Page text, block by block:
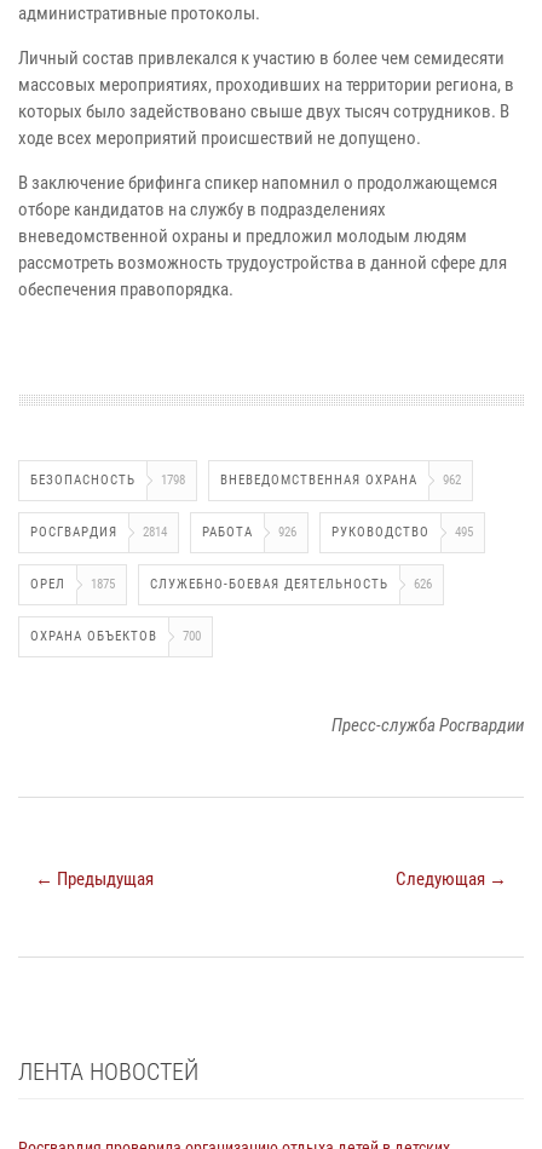
административные протоколы.
Личный состав привлекался к участию в более чем семидесяти
массовых мероприятиях, проходивших на территории региона, в
которых было задействовано свыше двух тысяч сотрудников. В
ходе всех мероприятий происшествий не допущено.
В заключение брифинга спикер напомнил о продолжающемся
отборе кандидатов на службу в подразделениях
вневедомственной охраны и предложил молодым людям
рассмотреть возможность трудоустройства в данной сфере для
обеспечения правопорядка.
БЕЗОПАСНОСТЬ 1798 ВНЕВЕДОМСТВЕННАЯ ОХРАНА 962
РОСГВАРДИЯ 2814 РАБОТА 926 РУКОВОДСТВО 495
ОРЕЛ 1875 СЛУЖЕБНО-БОЕВАЯ ДЕЯТЕЛЬНОСТЬ 626
ОХРАНА ОБЪЕКТОВ 700
Пресс-служба Росгвардии
← Предыдущая Следующая →
ЛЕНТА НОВОСТЕЙ